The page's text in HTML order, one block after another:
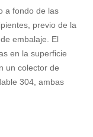
a fondo de las
previo de la
embalaje. El
en la superficie
un colector de
304, ambas